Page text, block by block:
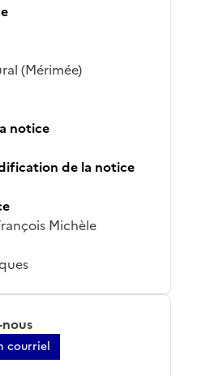
(Mérimée)
notice
de la notice
Michèle
courriel